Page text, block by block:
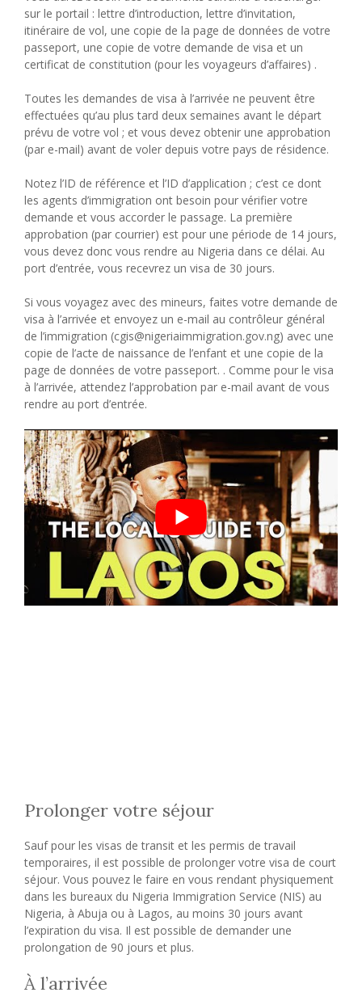
sur le portail : lettre d’introduction, lettre d’invitation,
itinéraire de vol, une copie de la page de données de votre
passeport, une copie de votre demande de visa et un
certificat de constitution (pour les voyageurs d’affaires) .
Toutes les demandes de visa à l’arrivée ne peuvent être
effectuées qu’au plus tard deux semaines avant le départ
prévu de votre vol ; et vous devez obtenir une approbation
(par e-mail) avant de voler depuis votre pays de résidence.
Notez l’ID de référence et l’ID d’application ; c’est ce dont
les agents d’immigration ont besoin pour vérifier votre
demande et vous accorder le passage. La première
approbation (par courrier) est pour une période de 14 jours,
vous devez donc vous rendre au Nigeria dans ce délai. Au
port d’entrée, vous recevrez un visa de 30 jours.
Si vous voyagez avec des mineurs, faites votre demande de
visa à l’arrivée et envoyez un e-mail au contrôleur général
de l’immigration (cgis@nigeriaimmigration.gov.ng) avec une
copie de l’acte de naissance de l’enfant et une copie de la
page de données de votre passeport. . Comme pour le visa
à l’arrivée, attendez l’approbation par e-mail avant de vous
rendre au port d’entrée.
Prolonger votre séjour
Sauf pour les visas de transit et les permis de travail
temporaires, il est possible de prolonger votre visa de court
séjour. Vous pouvez le faire en vous rendant physiquement
dans les bureaux du Nigeria Immigration Service (NIS) au
Nigeria, à Abuja ou à Lagos, au moins 30 jours avant
l’expiration du visa. Il est possible de demander une
prolongation de 90 jours et plus.
À l’arrivée